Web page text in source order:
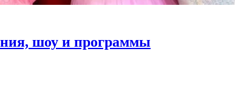
шоу и программы